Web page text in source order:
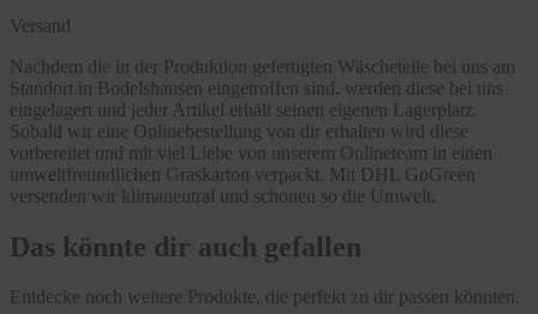
Versand
Nachdem die in der Produktion gefertigten Wäscheteile bei uns am
Standort in Bodelshausen eingetroffen sind, werden diese bei uns
eingelagert und jeder Artikel erhält seinen eigenen Lagerplatz.
Sobald wir eine Onlinebestellung von dir erhalten wird diese
vorbereitet und mit viel Liebe von unserem Onlineteam in einen
umweltfreundlichen Graskarton verpackt. Mit DHL GoGreen
versenden wir klimaneutral und schonen so die Umwelt.
Das könnte dir auch gefallen
Entdecke noch weitere Produkte, die perfekt zu dir passen könnten.